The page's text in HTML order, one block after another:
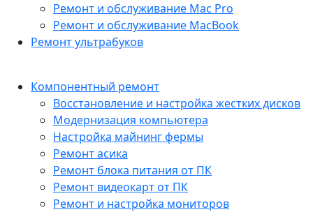
Ремонт и обслуживание Mac Pro
Ремонт и обслуживание MacBook
Ремонт ультрабуков
Компонентный ремонт
Восстановление и настройка жестких дисков
Модернизация компьютера
Настройка майнинг фермы
Ремонт асика
Ремонт блока питания от ПК
Ремонт видеокарт от ПК
Ремонт и настройка мониторов